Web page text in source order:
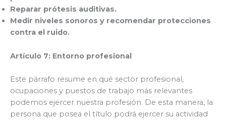
Reparar prótesis auditivas.
Medir niveles sonoros y recomendar protecciones
contra el ruido.
Artículo 7: Entorno profesional
Este párrafo resume en qué sector profesional,
ocupaciones y puestos de trabajo más relevantes
podemos ejercer nuestra profesión. De esta manera, la
persona que posea el título podrá ejercer su actividad